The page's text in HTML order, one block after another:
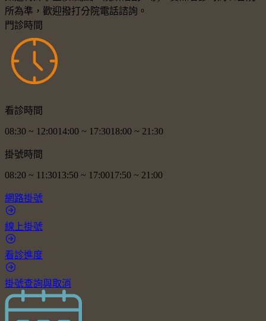
所為準，歡迎撥打分院電話諮詢。
門診時間
看診時間
08:30 ~ 12:0014:00 ~ 17:3018:00 ~ 21:30
掛號時間
08:20 ~ 11:3013:50 ~ 17:0017:50 ~ 21:00
網路掛號
線上掛號
看診進度
掛號查詢與取消